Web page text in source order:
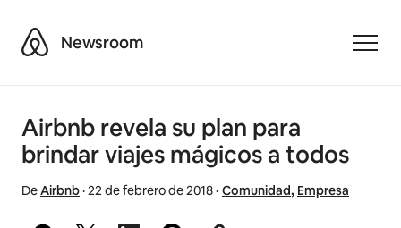
AirbnbNewsroom
Airbnb revela su plan para
brindar viajes mágicos a todos
DeAirbnb·22 de febrero de 2018· Comunidad, Empresa